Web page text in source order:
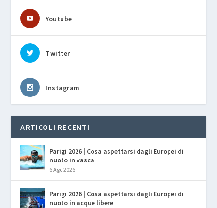
Youtube
Twitter
Instagram
ARTICOLI RECENTI
Parigi 2026 | Cosa aspettarsi dagli Europei di
nuoto in vasca
6 Ago 2026
Parigi 2026 | Cosa aspettarsi dagli Europei di
nuoto in acque libere